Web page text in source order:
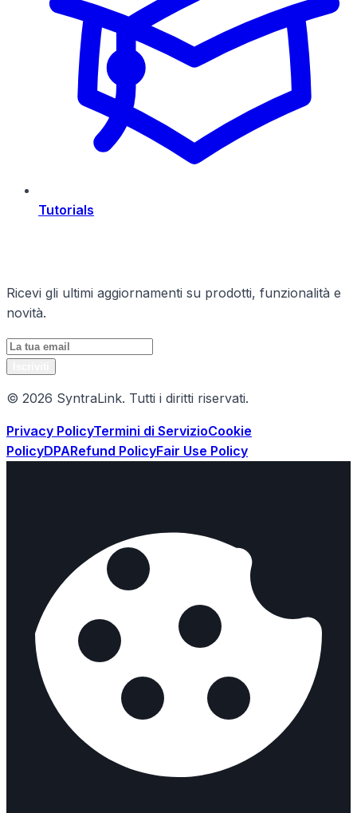
Tutorials
Ricevi gli ultimi aggiornamenti su prodotti, funzionalità e
novità.
© 2026 SyntraLink. Tutti i diritti riservati.
Privacy PolicyTermini di ServizioCookie
PolicyDPARefund PolicyFair Use Policy